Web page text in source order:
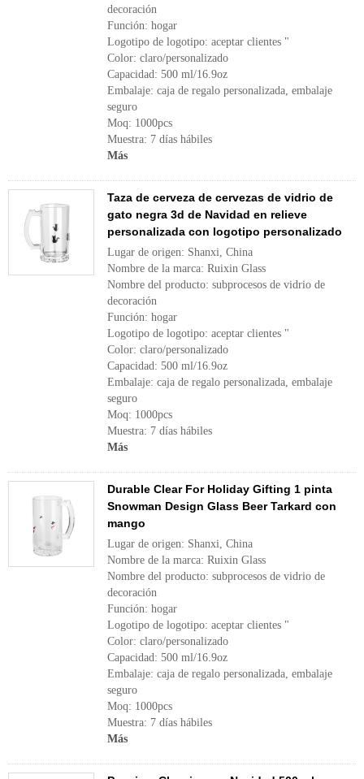
decoración
Función: hogar
Logotipo de logotipo: aceptar clientes "
Color: claro/personalizado
Capacidad: 500 ml/16.9oz
Embalaje: caja de regalo personalizada, embalaje
seguro
Moq: 1000pcs
Muestra: 7 días hábiles
Más
Taza de cerveza de cervezas de vidrio de
gato negra 3d de Navidad en relieve
personalizada con logotipo personalizado
Lugar de origen: Shanxi, China
Nombre de la marca: Ruixin Glass
Nombre del producto: subprocesos de vidrio de
decoración
Función: hogar
Logotipo de logotipo: aceptar clientes "
Color: claro/personalizado
Capacidad: 500 ml/16.9oz
Embalaje: caja de regalo personalizada, embalaje
seguro
Moq: 1000pcs
Muestra: 7 días hábiles
Más
Durable Clear For Holiday Gifting 1 pinta
Snowman Design Glass Beer Tarkard con
mango
Lugar de origen: Shanxi, China
Nombre de la marca: Ruixin Glass
Nombre del producto: subprocesos de vidrio de
decoración
Función: hogar
Logotipo de logotipo: aceptar clientes "
Color: claro/personalizado
Capacidad: 500 ml/16.9oz
Embalaje: caja de regalo personalizada, embalaje
seguro
Moq: 1000pcs
Muestra: 7 días hábiles
Más